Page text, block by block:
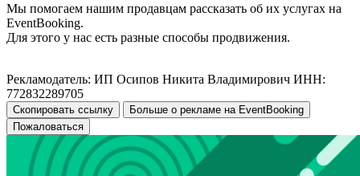
Мы помогаем нашим продавцам рассказать об их услугах на
EventBooking.
Для этого у нас есть разные способы продвижения.
Рекламодатель: ИП Осипов Никита Владимирович ИНН:
772832289705
Скопировать ссылку
Больше о рекламе на EventBooking
Пожаловаться